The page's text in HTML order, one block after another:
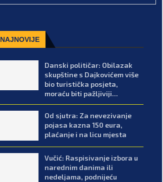
NAJNOVIJE
Danski političar: Obilazak
skupštine s Dajkovićem više
bio turistička posjeta,
moraću biti pažljiviji...
Od sjutra: Za nevezivanje
pojasa kazna 150 eura,
plaćanje i na licu mjesta
Vučić: Raspisivanje izbora u
narednim danima ili
nedeljama, podnijeću